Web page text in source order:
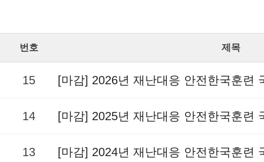
번호 제목
15 [마감] 2026년 재난대응 안전한국훈련
14 [마감] 2025년 재난대응 안전한국훈련
13 [마감] 2024년 재난대응 안전한국훈련